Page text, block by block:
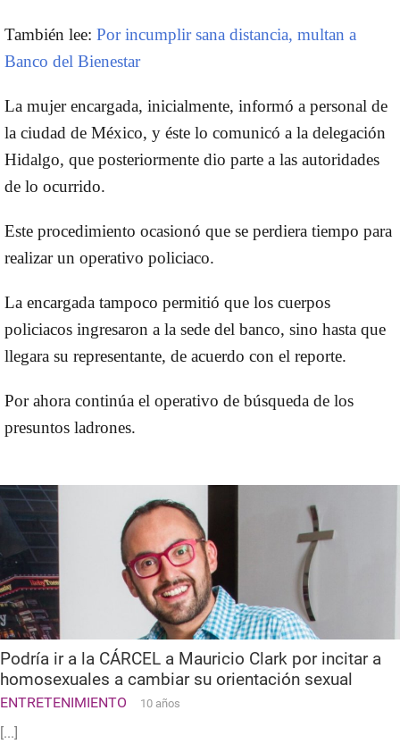
También lee: Por incumplir sana distancia, multan a
Banco del Bienestar
La mujer encargada, inicialmente, informó a personal de
la ciudad de México, y éste lo comunicó a la delegación
Hidalgo, que posteriormente dio parte a las autoridades
de lo ocurrido.
Este procedimiento ocasionó que se perdiera tiempo para
realizar un operativo policiaco.
La encargada tampoco permitió que los cuerpos
policiacos ingresaron a la sede del banco, sino hasta que
llegara su representante, de acuerdo con el reporte.
Por ahora continúa el operativo de búsqueda de los
presuntos ladrones.
Podría ir a la CÁRCEL a Mauricio Clark por incitar a
homosexuales a cambiar su orientación sexual
ENTRETENIMIENTO 10 años
[...]